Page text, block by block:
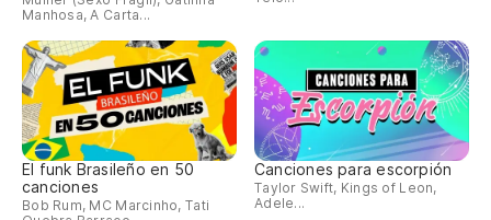
Manhosa, A Carta...
El funk Brasileño en 50
canciones
Bob Rum, MC Marcinho, Tati
Canciones para escorpión
Taylor Swift, Kings of Leon,
Adele...